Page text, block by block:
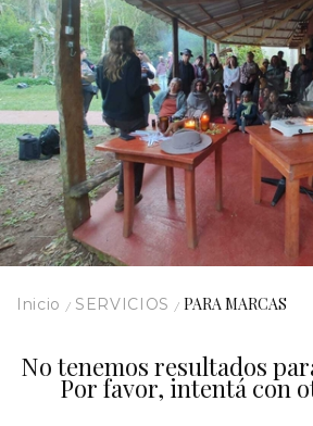
Inicio / SERVICIOS / PARA MARCAS
No tenemos resultados
Por favor, intentá con